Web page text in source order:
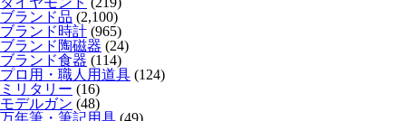
ブランド品 (2,100)
ブランド時計 (965)
ブランド陶磁器 (24)
ブランド食器 (114)
プロ用・職人用道具 (124)
ミリタリー (16)
モデルガン (48)